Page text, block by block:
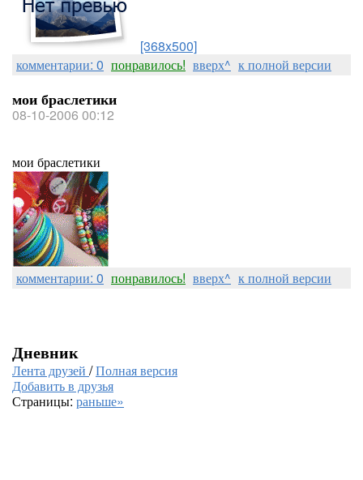
[368x500]
комментарии: 0 понравилось! вверх^ к полной версии
мои браслетики
08-10-2006 00:12
мои браслетики
комментарии: 0 понравилось! вверх^ к полной версии
Дневник
Лента друзей /Полная версия
Добавить в друзья
Страницы: раньше»